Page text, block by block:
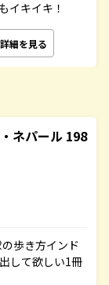
イキイキ！
詳細を見る
ネパール 198
歩き方インド
して欲しい1冊